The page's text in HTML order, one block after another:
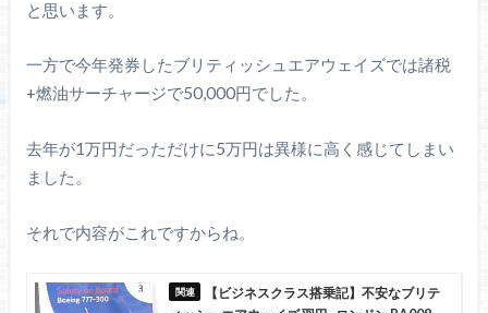
と思います。
一方で今年発券したブリティッシュエアウェイズでは諸税
+燃油サーチャージで50,000円でした。
去年が1万円だっただけに5万円は異様に高く感じてしまい
ました。
それで内容がこれですからね。
【ビジネスクラス搭乗記】不安なブリテ